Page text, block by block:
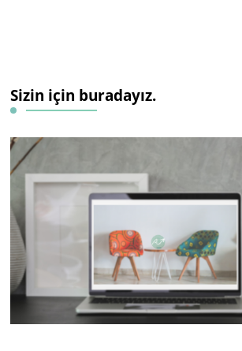
Sizin için buradayız.